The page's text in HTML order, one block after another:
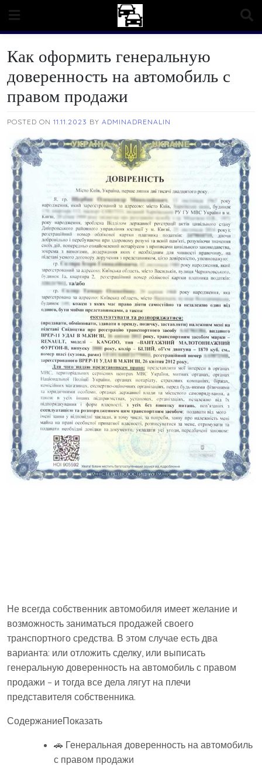
content
Как оформить генеральную
доверенность на автомобиль с
правом продажи
POSTED ON 11.11.2023 BY ADMINADRENALIN
Не всегда собственник автомобиля имеет желание и
возможность заниматься продажей своего
транспортного средства. В этом случае есть два
варианта: или отложить сделку, или выписать
генеральную доверенность на автомобиль с правом
продажи – и тогда все дела лягут на плечи
представителя собственника.
СодержаниеПоказать
🚗 Генеральная доверенность на автомобиль
с правом продажи